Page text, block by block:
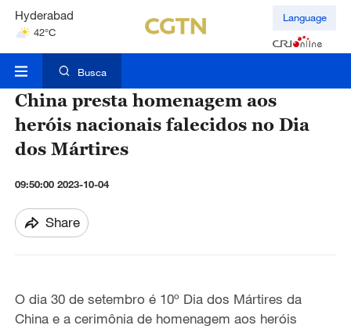
Hyderabad
42°C
Mumbai
Language
Busca
China presta homenagem aos
heróis nacionais falecidos no Dia
dos Mártires
09:50:00 2023-10-04
Share
O dia 30 de setembro é 10º Dia dos Mártires da
China e a cerimônia de homenagem aos heróis